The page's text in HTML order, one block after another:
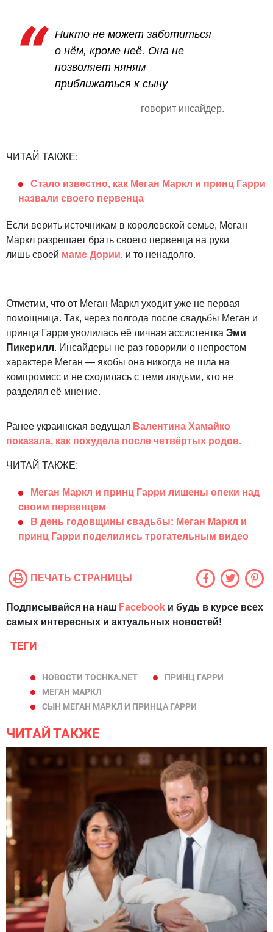
Никто не может заботиться
о нём, кроме неё. Она не
позволяет няням
приближаться к сыну
говорит инсайдер.
ЧИТАЙ ТАКЖЕ:
Стало известно, как Меган Маркл и принц Гарри
назвали своего первенца
Если верить источникам в королевской семье, Меган
Маркл разрешает брать своего первенца на руки
лишь своей маме Дории, и то ненадолго.
Отметим, что от Меган Маркл уходит уже не первая
помощница. Так, через полгода после свадьбы Меган и
принца Гарри уволилась её личная ассистентка Эми
Пикерилл. Инсайдеры не раз говорили о непростом
характере Меган — якобы она никогда не шла на
компромисс и не сходилась с теми людьми, кто не
разделял её мнение.
Ранее украинская ведущая Валентина Хамайко
показала, как похудела после четвёртых родов.
ЧИТАЙ ТАКЖЕ:
Меган Маркл и принц Гарри лишены опеки над
своим первенцем
В день годовщины свадьбы: Меган Маркл и
принц Гарри поделились трогательным видео
ПЕЧАТЬ СТРАНИЦЫ
Подписывайся на наш Facebook и будь в курсе всех
самых интересных и актуальных новостей!
ТЕГИ
НОВОСТИ TOCHKA.NET
ПРИНЦ ГАРРИ
МЕГАН МАРКЛ
СЫН МЕГАН МАРКЛ И ПРИНЦА ГАРРИ
ЧИТАЙ ТАКЖЕ